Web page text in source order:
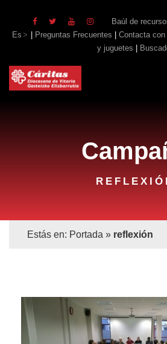
Baúl de
Es
Preguntas Frecuentes Contacta con
y juguetes
Estás en: Portada » reflexión